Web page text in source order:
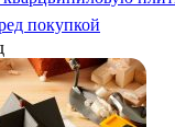
покупкой